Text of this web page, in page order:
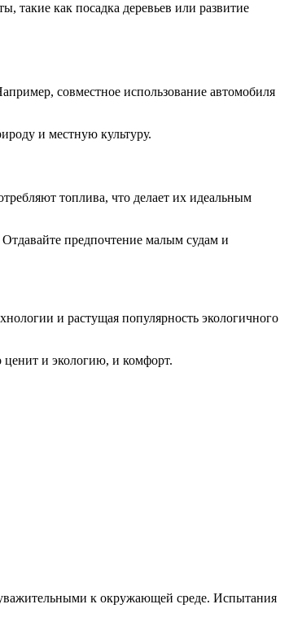
такие как посадка деревьев или развитие
совместное использование автомобиля
и местную культуру.
топлива, что делает их идеальным
предпочтение малым судам и
и растущая популярность экологичного
ценит и экологию, и комфорт.
к окружающей среде. Испытания